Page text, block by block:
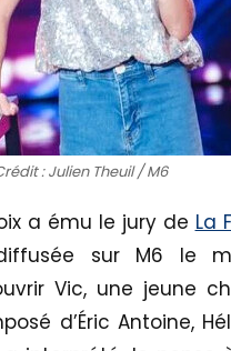
: Julien Theuil / M6
a ému le jury de La
sur M6 le
Vic, une jeune
d’Éric Antoine,